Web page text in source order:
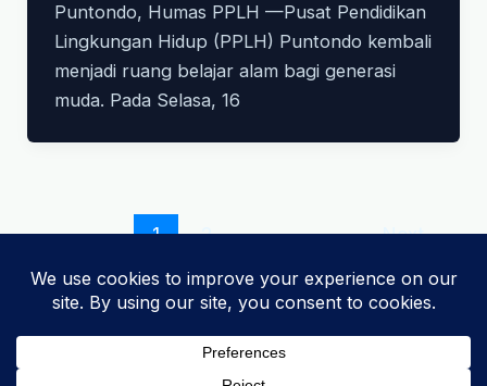
Puntondo, Humas PPLH —Pusat Pendidikan
Lingkungan Hidup (PPLH) Puntondo kembali
menjadi ruang belajar alam bagi generasi
muda. Pada Selasa, 16
1 2 Next→